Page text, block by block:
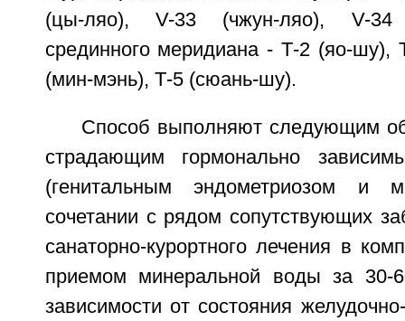
(цы-ляо), V-33 (чжун-ляо), V-34
срединного меридиана - Т-2 (яо-шу),
(мин-мэнь), Т-5 (сюань-шу).
Способ выполняют следующим
страдающим гормонально
(генитальным эндометриозом и
сочетании с рядом сопутствующих
санаторно-курортного лечения в
приемом минеральной воды за
зависимости от состояния